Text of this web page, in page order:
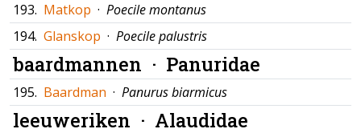
193. Matkop · Poecile montanus
194. Glanskop · Poecile palustris
baardmannen · Panuridae
195. Baardman · Panurus biarmicus
leeuweriken · Alaudidae